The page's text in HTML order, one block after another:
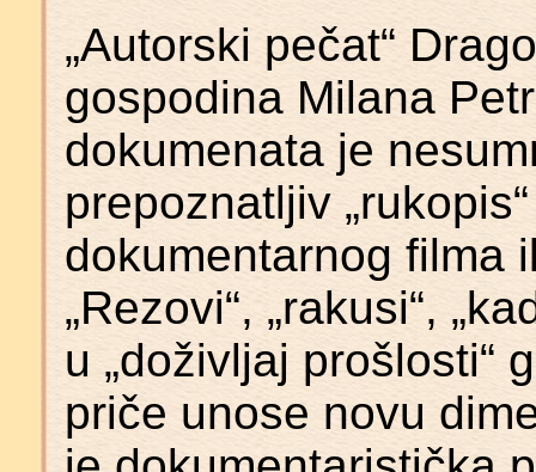
„Autorski pečat“
gospodina Milana
dokumenata je
prepoznatljiv
dokumentarnog filma
„Rezovi“, „rakusi“,
u „doživljaj prošlosti“
priče unose novu